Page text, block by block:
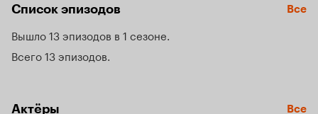
Список эпизодов Все
Вышло 13 эпизодов в 1 сезоне
Всего 13 эпизодов
Актёры Все